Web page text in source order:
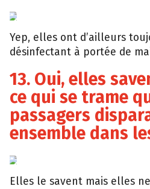
Yep, elles ont d’ailleurs
désinfectant à portée de
13. Oui, elles
ce qui se trame
passagers
ensemble dans
Giphy
Elles le savent mais elles